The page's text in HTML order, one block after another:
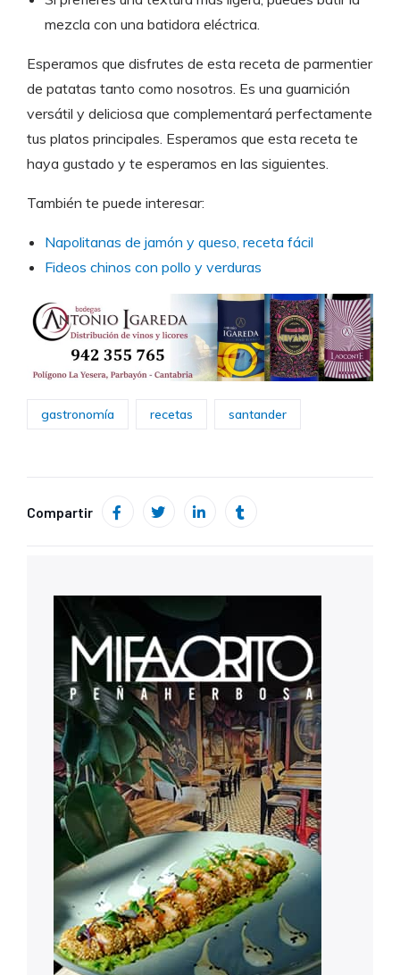
mezcla con una batidora eléctrica.
Esperamos que disfrutes de esta receta de parmentier
de patatas tanto como nosotros. Es una guarnición
versátil y deliciosa que complementará perfectamente
tus platos principales. Esperamos que esta receta te
haya gustado y te esperamos en las siguientes.
También te puede interesar:
Napolitanas de jamón y queso, receta fácil
Fideos chinos con pollo y verduras
gastronomía recetas santander
Compartir